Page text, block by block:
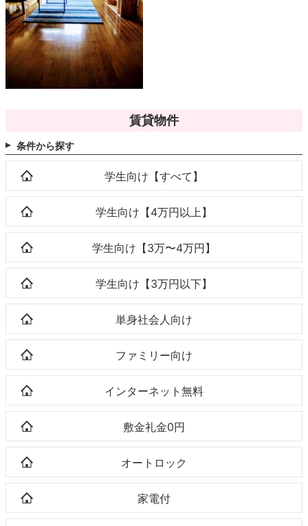
賃貸物件
条件から探す
学生向け【すべて】
学生向け【4万円以上】
学生向け【3万〜4万円】
学生向け【3万円以下】
単身社会人向け
ファミリー向け
インターネット無料
敷金礼金0円
オートロック
家電付